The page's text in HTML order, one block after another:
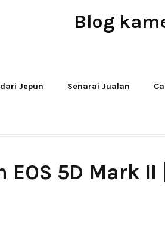
Blog
Jepun Senarai Jualan
EOS 5D Mark